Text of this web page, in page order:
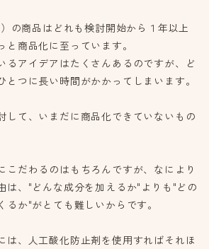
の商品はどれも検討開始から１年以上
と商品化に至っています。
るアイデアはたくさんあるのですが、ど
とつに長い時間がかかってしまいます。
して、いまだに商品化できていないもの
こだわるのはもちろんですが、なにより
は、"どんな成分を加えるか"よりも"どの
るか"がとても難しいからです。
は、人工酸化防止剤を使用すればそれほ